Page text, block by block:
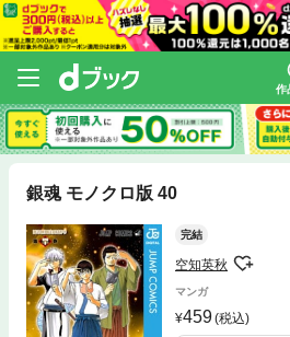
作
銀魂 モノクロ版 40
完結
空知英秋
マンガ
459(税込)